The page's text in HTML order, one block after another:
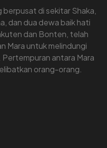
di sekitar Shaka,
dan dua dewa baik hati
dan Bonten, telah
Mara untuk melindungi
antara Mara
orang-orang.